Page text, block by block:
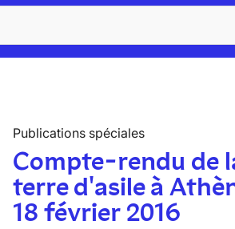
Publications spéciales
Compte-rendu de
terre d'asile à
18 février 2016